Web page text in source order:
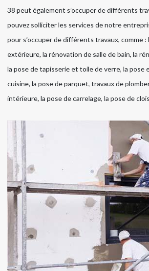
38 peut également s’occuper de différents
pouvez solliciter les services de notre
pour s’occuper de différents travaux, comme
extérieure, la rénovation de salle de bain, la
la pose de tapisserie et toile de verre, la pose
cuisine, la pose de parquet, travaux de
intérieure, la pose de carrelage, la pose de